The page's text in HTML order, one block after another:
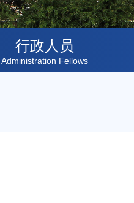
行政人员
Administration Fellows